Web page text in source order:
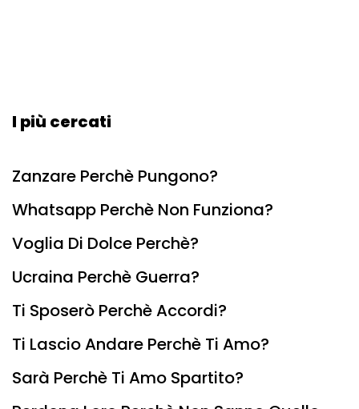
I più cercati
Zanzare Perchè Pungono?
Whatsapp Perchè Non Funziona?
Voglia Di Dolce Perchè?
Ucraina Perchè Guerra?
Ti Sposerò Perchè Accordi?
Ti Lascio Andare Perchè Ti Amo?
Sarà Perchè Ti Amo Spartito?